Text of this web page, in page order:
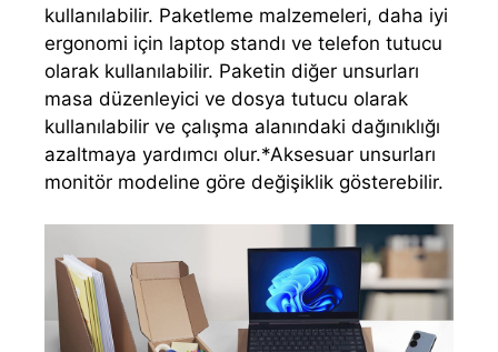
kullanılabilir. Paketleme malzemeleri, daha iyi
ergonomi için laptop standı ve telefon tutucu
olarak kullanılabilir. Paketin diğer unsurları
masa düzenleyici ve dosya tutucu olarak
kullanılabilir ve çalışma alanındaki dağınıklığı
azaltmaya yardımcı olur.*Aksesuar unsurları
monitör modeline göre değişiklik gösterebilir.